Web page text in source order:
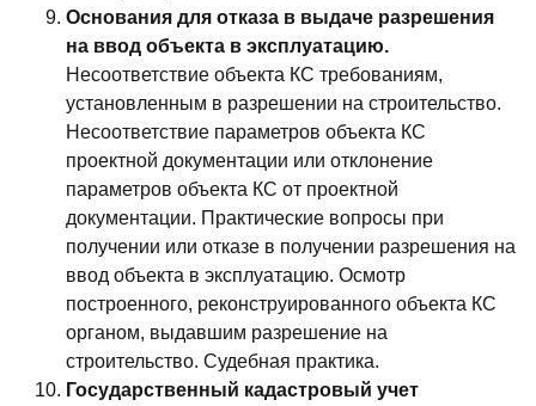
Основания для отказа в выдаче разрешения
на ввод объекта в эксплуатацию.
Несоответствие объекта КС требованиям,
установленным в разрешении на строительство.
Несоответствие параметров объекта КС
проектной документации или отклонение
параметров объекта КС от проектной
документации. Практические вопросы при
получении или отказе в получении разрешения на
ввод объекта в эксплуатацию. Осмотр
построенного, реконструированного объекта КС
органом, выдавшим разрешение на
строительство. Судебная практика.
Государственный кадастровый учет